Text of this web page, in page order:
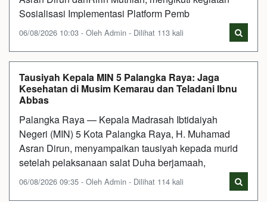
Sosialisasi Implementasi Platform Pemb
06/08/2026 10:03 - Oleh Admin - Dilihat 113 kali
Tausiyah Kepala MIN 5 Palangka Raya: Jaga
Kesehatan di Musim Kemarau dan Teladani Ibnu
Abbas
Palangka Raya — Kepala Madrasah Ibtidaiyah
Negeri (MIN) 5 Kota Palangka Raya, H. Muhamad
Asran Dirun, menyampaikan tausiyah kepada murid
setelah pelaksanaan salat Duha berjamaah,
06/08/2026 09:35 - Oleh Admin - Dilihat 114 kali